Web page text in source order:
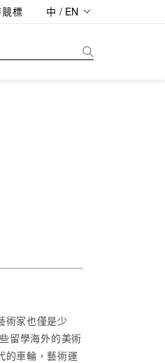
標 中 / EN
術家也僅是少
留學海外的美術
的車輪，藝術運